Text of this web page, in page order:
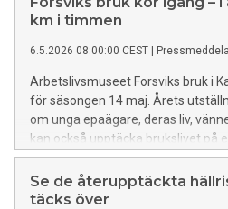
km i timmen
6.5.2026 08:00:00 CEST
Arbetslivsmuseet Forsviks bruk i
för säsongen 14 maj. Årets
om unga epaägare, deras liv,
kan också upptäcka brukslivet på
industrihistoria och anor från
år även på engelska, ingår i
Se de återupptäckta
täcks över